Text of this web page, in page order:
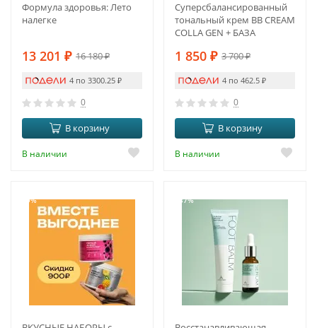
Формула здоровья: Лето
налегке
13 201 ₽ 16 180₽
4 по 3300.25 ₽
0
В корзину
В наличии
Суперсбалансированный
тональный крем BB CREAM
COLLA GEN + БАЗА
1 850 ₽ 3 700₽
4 по 462.5 ₽
0
В корзину
В наличии
-9% -37%